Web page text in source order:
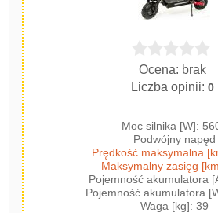
Ocena: brak
Liczba opinii:0
Moc silnika [W]:
Podwójny napęd
Prędkość maksymalna
Maksymalny zasięg
Pojemność akumulatora
Pojemność akumulatora
Waga [kg]: 39